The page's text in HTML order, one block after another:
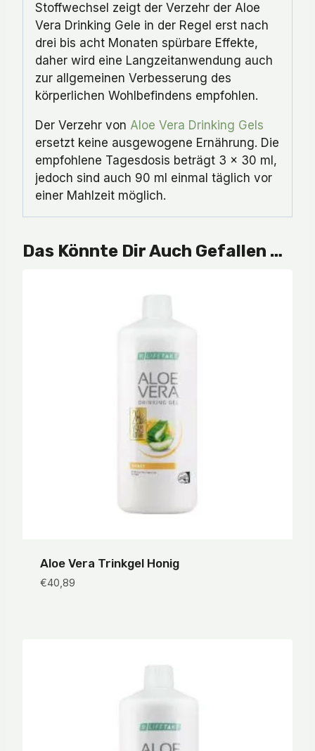
Stoffwechsel zeigt der Verzehr der Aloe
Vera Drinking Gele in der Regel erst nach
drei bis acht Monaten spürbare Effekte,
daher wird eine Langzeitanwendung auch
zur allgemeinen Verbesserung des
körperlichen Wohlbefindens empfohlen.
Der Verzehr von Aloe Vera Drinking Gels
ersetzt keine ausgewogene Ernährung. Die
empfohlene Tagesdosis beträgt 3 x 30 ml,
jedoch sind auch 90 ml einmal täglich vor
einer Mahlzeit möglich.
Das Könnte Dir Auch Gefallen …
Aloe Vera Trinkgel Honig
€40,89